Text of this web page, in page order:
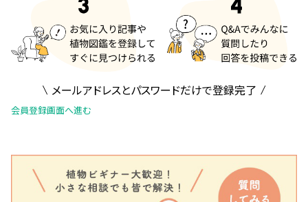
メールアドレスとパスワードだけで登録完了
会員登録画面へ進む